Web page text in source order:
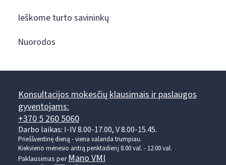
Ieškome turto savininkų
Nuorodos
Konsultacijos mokesčių klausimais ir paslaugos
gyventojams:
+370 5 260 5060
Darbo laikas: I-IV 8.00-17.00, V 8.00-15.45.
Prieššventinę dieną - viena valanda trumpiau.
Kiekvieno mėnesio antrą penktadienį 8.00 val. - 12.00 val.
Paklausimas perMano VMI